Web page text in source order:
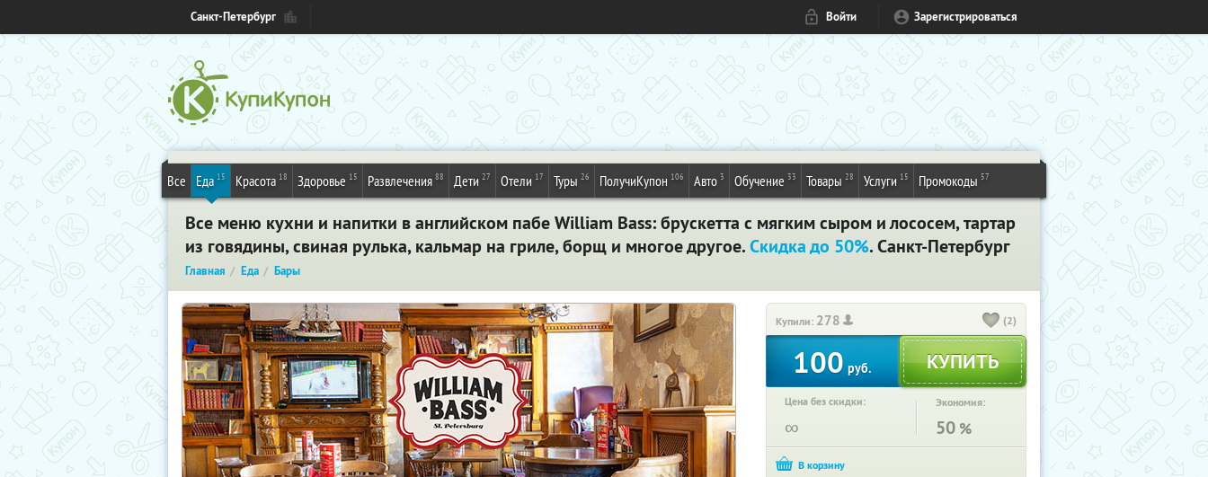
Санкт-Петербург Войти Зарегистрироваться
Все Еда 15 Красота 18 Здоровье 15 Развлечения 88 Дети 27 Отели 17 Туры 26 ПолучиКупон 106 Авто 3 Обучение 33 Товары 28 Услуги 15 Промокоды 57
Все меню кухни и напитки в английском пабе William Bass: брускетта с мягким сыром и лососем, тартар
из говядины, свиная рулька, кальмар на гриле, борщ и многое другое.Скидка до 50%. Санкт-Петербург
Главная Еда Бары
Купили: 278 (2)
100 руб.
Цена без скидки:
∞
Экономия:
50 %